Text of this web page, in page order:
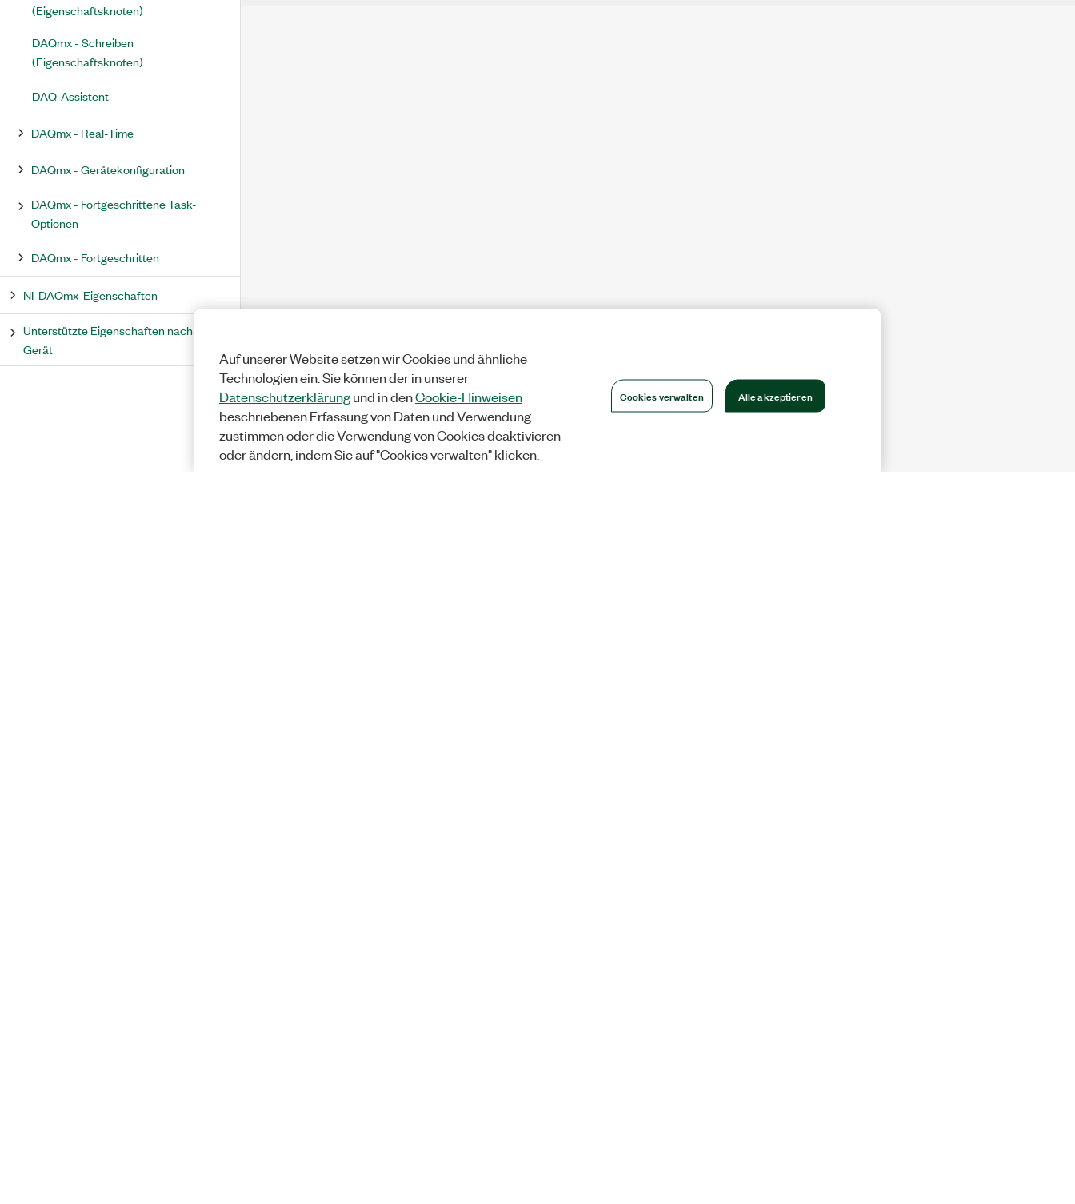
(Eigenschaftsknoten)
DAQmx - Schreiben
(Eigenschaftsknoten)
DAQ-Assistent
DAQmx - Real-Time
DAQmx - Gerätekonfiguration
DAQmx - Fortgeschrittene Task-
Optionen
DAQmx - Fortgeschritten
NI-DAQmx-Eigenschaften
Unterstützte Eigenschaften nach
Gerät
Auf unserer Website setzen wir Cookies und ähnliche
Technologien ein. Sie können der in unserer
Datenschutzerklärungund in denCookie-Hinweisen
beschriebenen Erfassung von Daten und Verwendung
zustimmen oder die Verwendung von Cookies deaktivieren
oder ändern, indem Sie auf "Cookies verwalten" klicken.
Cookies verwalten Alle akzeptieren